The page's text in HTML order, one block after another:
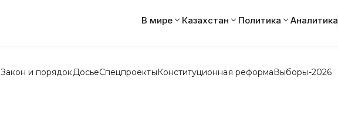
В мире Казахстан Политика Аналитика
Закон и порядок ДосьеСпецпроектыКонституционная реформаВыборы-2026